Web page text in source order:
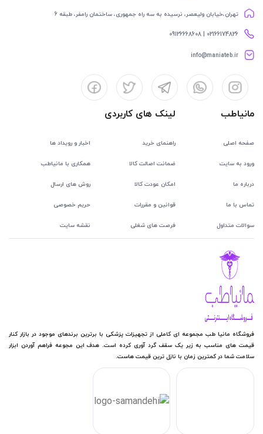
تهران،خیابان ولیعصر، نرسیده به سه راه جمهوری، ساختمان رامفر، طبقه 6
02166174826 | 09126668608
info@maniateb.ir
مانیاطب
صفحه اصلی
ورود به سایت
درباره ما
تماس با ما
سوالات متداول
لینک های کاربردی
راهنمای خرید اخبار و رویداد ها
ضمانت اصالت کالا همکاری با مانیاطب
امکان عودت کالا روش های ارسال
قوانین و مقررات حریم خصوصی
فرصت های شغلی نقشه سایت
فروشگاه مانیا طب مجموعه ای کاملی از تجهیزات پزشکی با برترین برندهای موجود در بازار کنار
قیمت های مناسب به زیر یک سقف گرد آوری کرده است. هدف این مجوعه فراهم آوردن ابزار
سلامت شما در کمترین زمان با نازل ترین قیمت هاست.